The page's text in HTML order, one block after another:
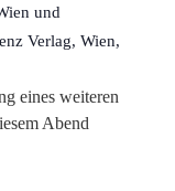
und
Verlag, Wien,
eines weiteren
Abend